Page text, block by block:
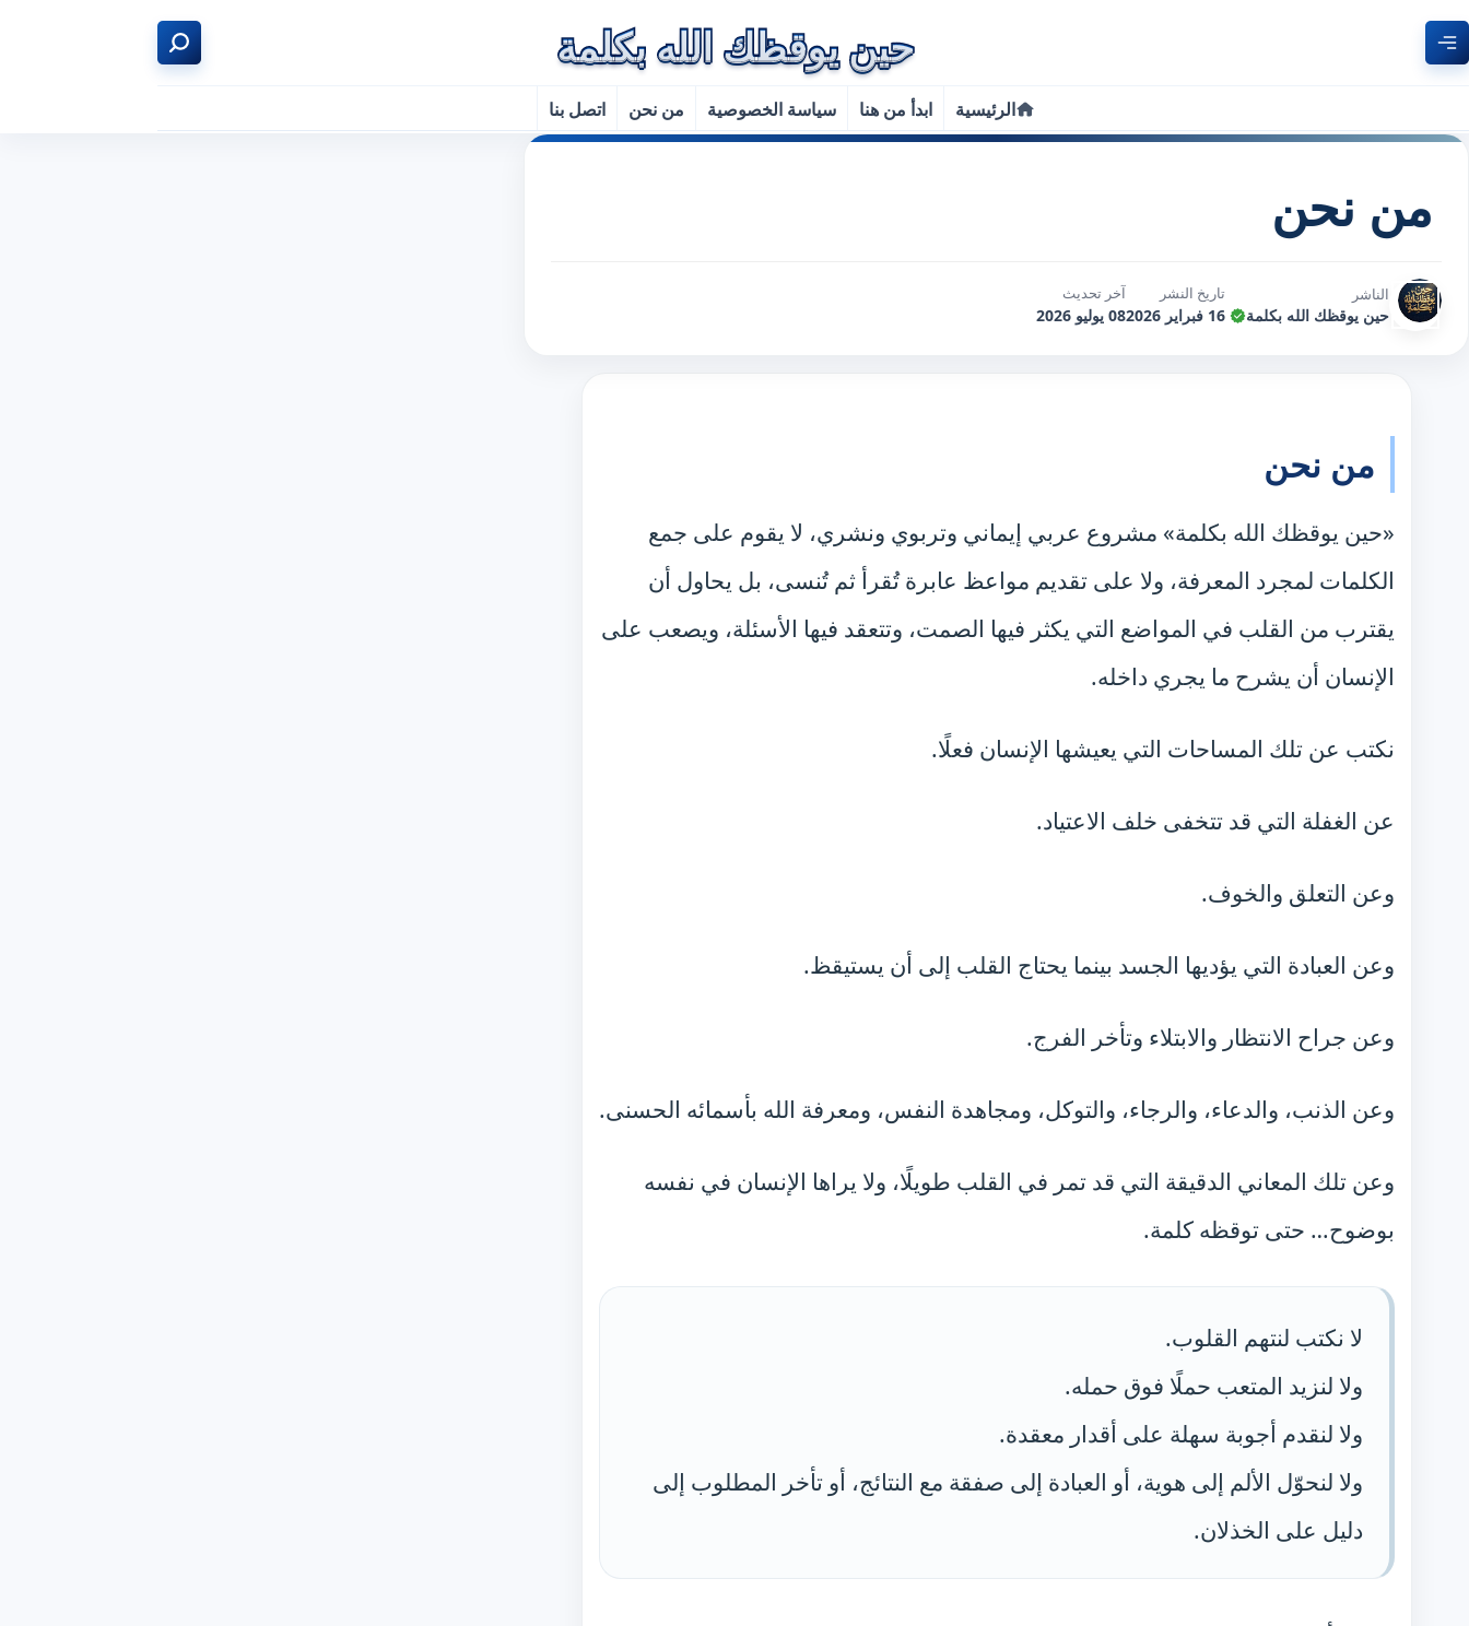
الرئيسية ابدأ من هنا سياسة الخصوصية من نحن اتصل بنا
من نحن
الناشر
حين يوقظك الله بكلمة
تاريخ النشر
16 فبراير 2026
آخر تحديث
08 يوليو 2026
من نحن
«حين يوقظك الله بكلمة» مشروع عربي إيماني وتربوي ونشري، لا يقوم على جمع
الكلمات لمجرد المعرفة، ولا على تقديم مواعظ عابرة تُقرأ ثم تُنسى، بل يحاول أن
يقترب من القلب في المواضع التي يكثر فيها الصمت، وتتعقد فيها الأسئلة، ويصعب على
الإنسان أن يشرح ما يجري داخله.
نكتب عن تلك المساحات التي يعيشها الإنسان فعلًا.
عن الغفلة التي قد تتخفى خلف الاعتياد.
وعن التعلق والخوف.
وعن العبادة التي يؤديها الجسد بينما يحتاج القلب إلى أن يستيقظ.
وعن جراح الانتظار والابتلاء وتأخر الفرج.
وعن الذنب، والدعاء، والرجاء، والتوكل، ومجاهدة النفس، ومعرفة الله بأسمائه الحسنى.
وعن تلك المعاني الدقيقة التي قد تمر في القلب طويلًا، ولا يراها الإنسان في نفسه
بوضوح… حتى توقظه كلمة.
لا نكتب لنتهم القلوب.
ولا لنزيد المتعب حملًا فوق حمله.
ولا لنقدم أجوبة سهلة على أقدار معقدة.
ولا لنحوّل الألم إلى هوية، أو العبادة إلى صفقة مع النتائج، أو تأخر المطلوب إلى
دليل على الخذلان.